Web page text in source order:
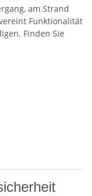
am Strand
Funktionalität
Finden Sie